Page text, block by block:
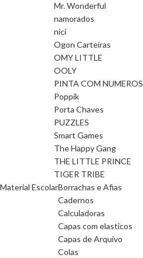
Mr. Wonderful
namorados
nici
Ogon Carteiras
OMY LITTLE
OOLY
PINTA COM NUMEROS
Poppik
Porta Chaves
PUZZLES
Smart Games
The Happy Gang
THE LITTLE PRINCE
TIGER TRIBE
Material EscolarBorrachas e Afias
Cadernos
Calculadoras
Capas com elasticos
Capas de Arquivo
Colas